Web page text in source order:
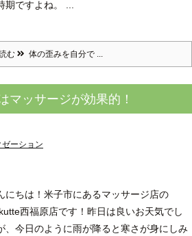
期ですよね。 ...
む 体の歪みを自分で ...
マッサージが効果的！
ゼーション
にちは！米子市にあるマッサージ店の
西福原店です！昨日は良いお天気でし
、今日のように雨が降ると寒さが身にしみ